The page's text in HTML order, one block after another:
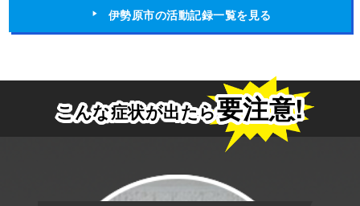
伊勢原市の活動記録一覧を見る
こんな症状が出たら要注意!